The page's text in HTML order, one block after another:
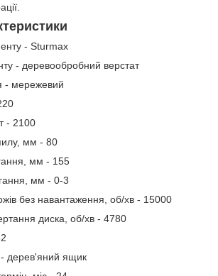
- Sturmax
- деревообробний верстат
- мережевий
- 2100
мм - 80
мм - 155
мм - 0-3
без навантаження, об/хв - 15000
диска, об/хв - 4780
- дерев'яний ящик